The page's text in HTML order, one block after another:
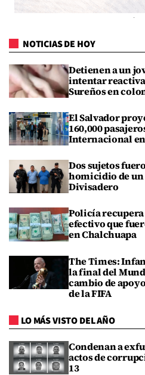
NOTICIAS DE HOY
Detienen a un
intentar
Sureños en
El Salvador
160,000
Internacional
Dos sujetos
homicidio de un
Divisadero
Policía recupera
efectivo que
en Chalchuapa
The Times:
la final del
cambio de
de la FIFA
LO MÁS VISTO DEL AÑO
Condenan a
actos de
13